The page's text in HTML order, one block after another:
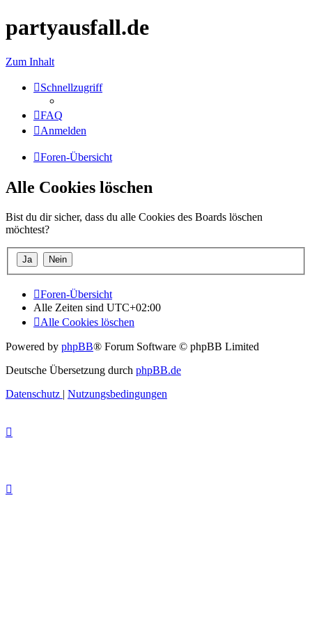
partyausfall.de
Zum Inhalt
Schnellzugriff
FAQ
Anmelden
Foren-Übersicht
Alle Cookies löschen
Bist du dir sicher, dass du alle Cookies des Boards löschen
möchtest?
Foren-Übersicht
Alle Zeiten sind UTC+02:00
Alle Cookies löschen
Powered by phpBB® Forum Software © phpBB Limited
Deutsche Übersetzung durch phpBB.de
Datenschutz | Nutzungsbedingungen